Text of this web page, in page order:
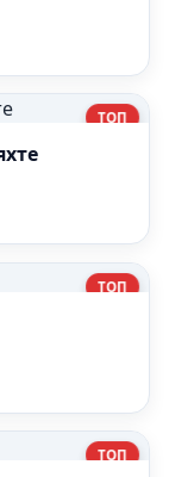
ТОП
ТОП
ТОП